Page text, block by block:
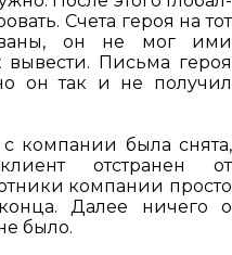
Счета героя на тот
он не мог ими
Письма героя
он так и не получил
с компании была снята,
отстранен от
компании просто
Далее ничего о
было.